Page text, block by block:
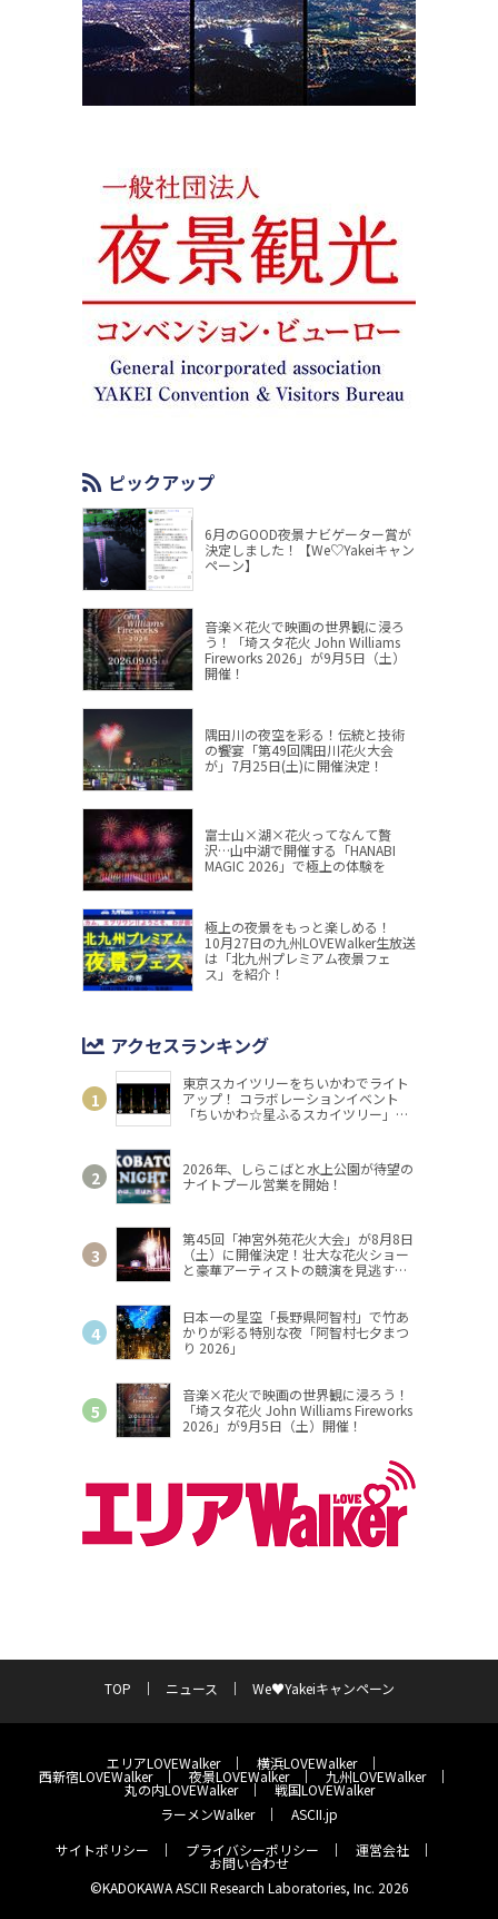
ピックアップ
6月のGOOD夜景ナビゲーター賞が
決定しました！【We♡Yakeiキャン
ペーン】
音楽×花火で映画の世界観に浸ろ
う！「埼スタ花火 John Williams
Fireworks 2026」が9月5日（土）
開催！
隅田川の夜空を彩る！伝統と技術
の饗宴「第49回隅田川花火大会
が」7月25日(土)に開催決定！
富士山×湖×花火ってなんて贅
沢…山中湖で開催する「HANABI
MAGIC 2026」で極上の体験を
極上の夜景をもっと楽しめる！
10月27日の九州LOVEWalker生放送
は「北九州プレミアム夜景フェ
ス」を紹介！
アクセスランキング
東京スカイツリーをちいかわでライト
アップ！ コラボレーションイベント
「ちいかわ☆星ふるスカイツリー」開
2026年、しらこばと水上公園が待望の
ナイトプール営業を開始！
第45回「神宮外苑花火大会」が8月8日
（土）に開催決定！壮大な花火ショー
と豪華アーティストの競演を見逃す
日本一の星空「長野県阿智村」で竹あ
かりが彩る特別な夜「阿智村七夕まつ
り 2026」
音楽×花火で映画の世界観に浸ろう！
「埼スタ花火 John Williams Fireworks
2026」が9月5日（土）開催！
TOP ニュース We♥Yakeiキャンペーン
エリアLOVEWalker 横浜LOVEWalker
西新宿LOVEWalker 夜景LOVEWalker 九州LOVEWalker
丸の内LOVEWalker
戦国LOVEWalker
ラーメンWalker
ASCII.jp
サイトポリシー
プライバシーポリシー 運営会社
お問い合わせ
©KADOKAWA ASCII Research Laboratories, Inc. 2026